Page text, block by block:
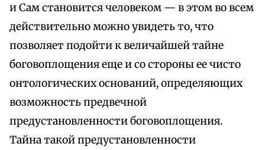
и Сам становится человеком — в этом во всем
действительно можно увидеть то, что
позволяет подойти к величайшей тайне
боговоплощения еще и со стороны ее чисто
онтологических оснований, определяющих
возможность предвечной
предустановленности боговоплощения.
Тайна такой предустановленности